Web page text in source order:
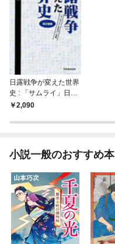
日露戦争が変えた世界
史 : 「サムライ」日本
の一世紀 [改訂新版]
2,090
小説一般のおすすめ本